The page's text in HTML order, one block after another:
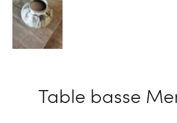
Table basse